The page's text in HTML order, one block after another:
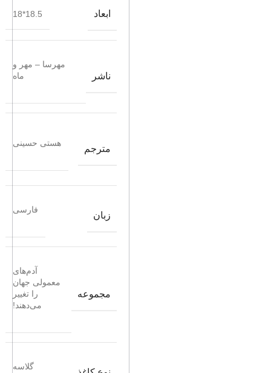
ابعاد 18.5*18
ناشر
مهرسا – مهر و
ماه
مترجم
هستی حسینی
زبان
فارسی
مجموعه
آدم‌های
معمولی جهان
را تغییر
می‌دهند!
گلاسه